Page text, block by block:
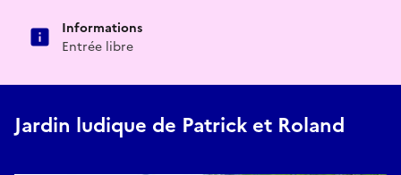
Informations
Entrée libre
Jardin ludique de Patrick et Roland